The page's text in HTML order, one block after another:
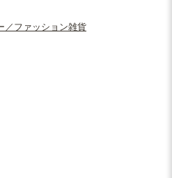
／ファッション雑貨